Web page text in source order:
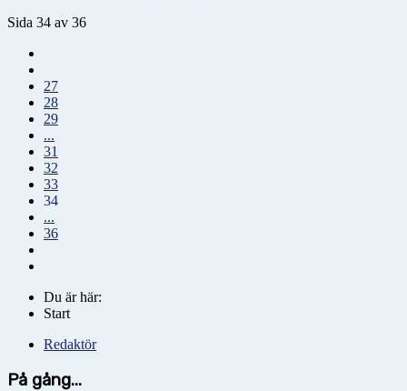
Sida 34 av 36
27
28
29
...
31
32
33
34
...
36
Du är här:
Start
Redaktör
På gång...